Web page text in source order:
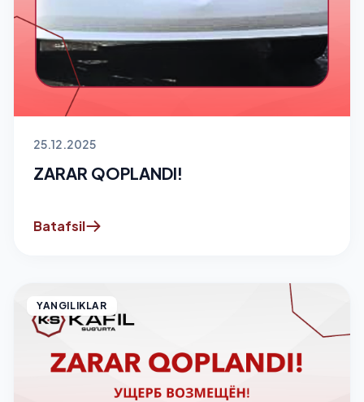
25.12.2025
ZARAR QOPLANDI!
Batafsil
YANGILIKLAR